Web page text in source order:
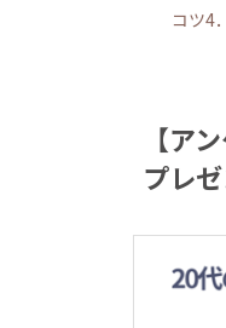
コツ4
【ア
プレ